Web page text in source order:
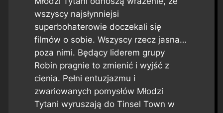
wszyscy najsłynniejsi
superbohaterowie doczekali się
filmów o sobie. Wszyscy rzecz jasna…
poza nimi. Będący liderem grupy
Robin pragnie to zmienić i wyjść z
cienia. Pełni entuzjazmu i
zwariowanych pomysłów Młodzi
Tytani wyruszają do Tinsel Town w